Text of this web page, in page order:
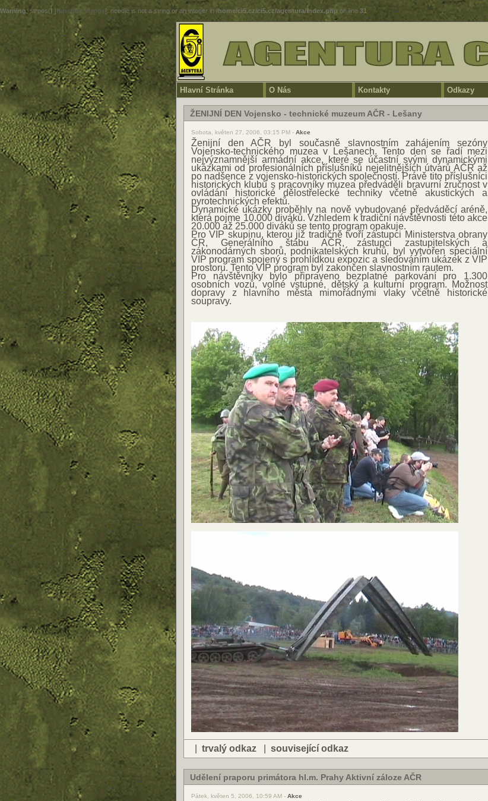
Warning: strpos() [function.strpos]: needle is not a string or an integer in/home/ci5.cz/ci5.cz/agentura/index.php on line31
Hlavní Stránka O Nás Kontakty Odkazy
ŽENIJNÍ DEN Vojensko - technické muzeum AČR - Lešany
Sobota, květen 27, 2006, 03:15 PM - Akce
Ženijní den AČR byl současně slavnostním zahájením sezóny
Vojensko-technického muzea v Lešanech. Tento den se řadí mezi
nejvýznamnější armádní akce, které se účastní svými dynamickými
ukázkami od profesionálních příslušníků nejelitnějších útvarů AČR až
po nadšence z vojensko-historických společností. Právě tito příslušníci
historických klubů s pracovníky muzea předváděli bravurní zručnost v
ovládání historické dělostřelecké techniky včetně akustických a
pyrotechnických efektů.
Dynamické ukázky proběhly na nově vybudované předváděcí aréně,
která pojme 10.000 diváků. Vzhledem k tradiční návštěvnosti této akce
20.000 až 25.000 diváků se tento program opakuje.
Pro VIP skupinu, kterou již tradičně tvoří zástupci Ministerstva obrany
ČR, Generálního štábu AČR, zástupci zastupitelských a
zákonodárných sborů, podnikatelských kruhů, byl vytvořen speciální
VIP program spojený s prohlídkou expozic a sledováním ukázek z VIP
prostoru. Tento VIP program byl zakončen slavnostním rautem.
Pro návštěvníky bylo připraveno bezplatné parkování pro 1.300
osobních vozů, volné vstupné, dětský a kulturní program. Možnost
dopravy z hlavního města mimořádnými vlaky včetně historické
soupravy.
trvalý odkaz související odkaz
Udělení praporu primátora hl.m. Prahy Aktivní záloze AČR
Pátek, květen 5, 2006, 10:59 AM - Akce